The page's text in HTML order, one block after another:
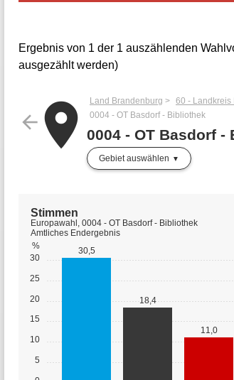
Ergebnis von 1 der 1 auszählenden
ausgezählt werden)
arrow_backplaceLand Brandenburg 60 - Landkreis
0004 - OT Basdorf - Bibliothek
0004 - OT Basdorf -
Gebiet auswählen
5
10
15
20
25
30
%
30,5
18,4
11,0
Stimmen
Europawahl, 0004 - OT Basdorf - Bibliothek
Amtliches Endergebnis